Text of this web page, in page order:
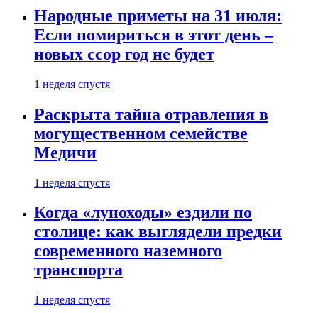
Народные приметы на 31 июля:
Если помириться в этот день –
новых ссор год не будет
1 неделя спустя
Раскрыта тайна отравления в
могущественном семействе
Медичи
1 неделя спустя
Когда «луноходы» ездили по
столице: как выглядели предки
современного наземного
транспорта
1 неделя спустя